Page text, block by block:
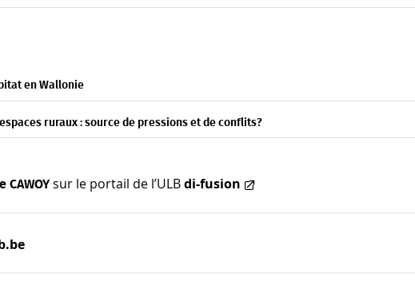
en Wallonie
ruraux : source de pressions et de conflits?
CAWOYsur le portail de l’ULBdi-fusion